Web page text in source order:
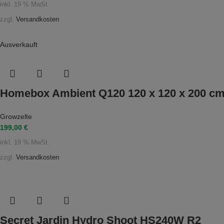
inkl. 19 % MwSt.
zzgl. Versandkosten
Ausverkauft
Homebox Ambient Q120 120 x 120 x 200
Growzelte
199,00 €
inkl. 19 % MwSt.
zzgl. Versandkosten
Secret Jardin Hydro Shoot HS240W R2